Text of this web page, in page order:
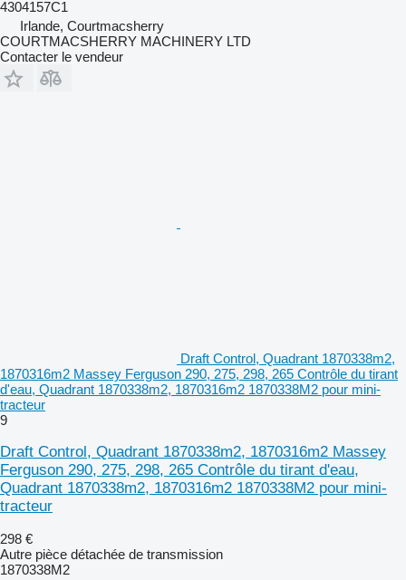
4304157C1
Irlande, Courtmacsherry
COURTMACSHERRY MACHINERY LTD
Contacter le vendeur
Draft Control, Quadrant 1870338m2,
1870316m2 Massey Ferguson 290, 275, 298, 265 Contrôle du tirant
d'eau, Quadrant 1870338m2, 1870316m2 1870338M2 pour mini-
tracteur
9
Draft Control, Quadrant 1870338m2, 1870316m2 Massey
Ferguson 290, 275, 298, 265 Contrôle du tirant d'eau,
Quadrant 1870338m2, 1870316m2 1870338M2 pour mini-
tracteur
298 €
Autre pièce détachée de transmission
1870338M2